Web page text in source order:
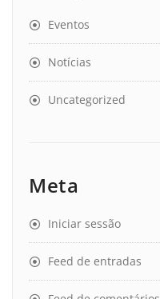
Eventos
Notícias
Uncategorized
Meta
Iniciar sessão
Feed de entradas